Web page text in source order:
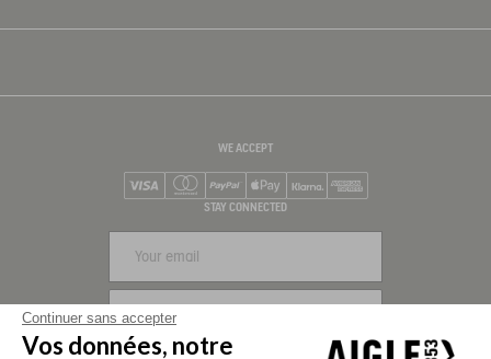
WE ACCEPT
Mastercard
PayPalApple Pay
STAY CONNECTED
Continuer sans accepter
Vos données, notre